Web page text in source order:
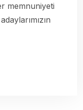
memnuniyeti